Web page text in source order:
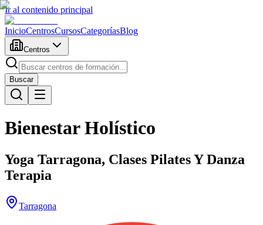
Ir al contenido principal
InicioCentrosCursosCategoríasBlog
Centros
Buscar
Bienestar Holístico
Yoga Tarragona, Clases Pilates Y Danza
Terapia
Tarragona